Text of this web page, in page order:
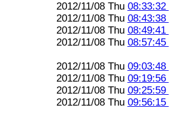
2012/11/08 Thu 08:33:32
2012/11/08 Thu 08:43:38
2012/11/08 Thu 08:49:41
2012/11/08 Thu 08:57:45
2012/11/08 Thu 09:03:48
2012/11/08 Thu 09:19:56
2012/11/08 Thu 09:25:59
2012/11/08 Thu 09:56:15